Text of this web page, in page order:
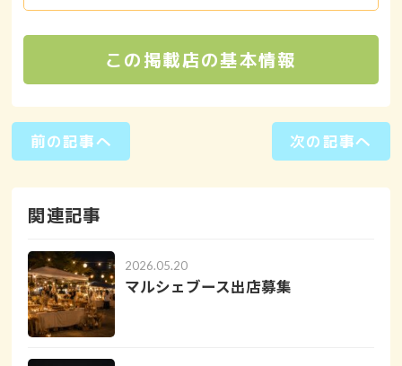
この掲載店の基本情報
前の記事へ 次の記事へ
関連記事
2026.05.20
マルシェブース出店募集